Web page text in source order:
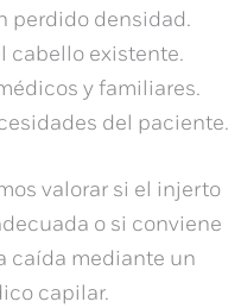
perdido densidad.
cabello existente.
y familiares.
del paciente.
valorar si el injerto
o si conviene
caída mediante un
capilar.